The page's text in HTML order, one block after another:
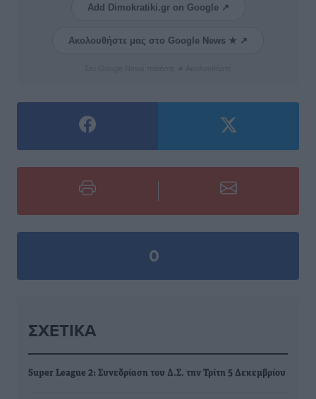
Add Dimokratiki.gr on Google ↗
Ακολουθήστε μας στο Google News ★ ↗
0
ΣΧΕΤΙΚΆ
Super League 2: Συνεδρίαση του Δ.Σ. την Τρίτη 5 Δεκεμβρίου